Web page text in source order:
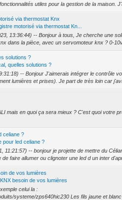
utiles pour la gestion de la maison.
via thermostat Knx
motorisé via thermostat Kn...
13:36:44) -- Bonjour à tous, Je cherche une
dans la pièce, avec un servomoteur knx ? 0-
solutions ?
quelles solutions ?
-- Bonjour J'aimerais intégrer le contrôle
lumières et prises). Je part de très loin car
mais en quoi ça sera mieux ? C'est quoi votre
celiane ?
pour led celiane ?
11:21:57) -- bonjour je projette de mettre du
faire allumer ou clignoter une led d un inter
de vos lumières
besoin de vos lumières
celui la :
systeme/zps640hic230 Les fils jaune et